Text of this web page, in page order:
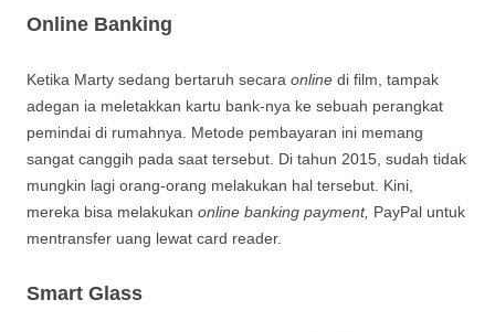
Online Banking
Ketika Marty sedang bertaruh secara online di film, tampak
adegan ia meletakkan kartu bank-nya ke sebuah perangkat
pemindai di rumahnya. Metode pembayaran ini memang
sangat canggih pada saat tersebut. Di tahun 2015, sudah tidak
mungkin lagi orang-orang melakukan hal tersebut. Kini,
mereka bisa melakukan online banking payment, PayPal untuk
mentransfer uang lewat card reader.
Smart Glass